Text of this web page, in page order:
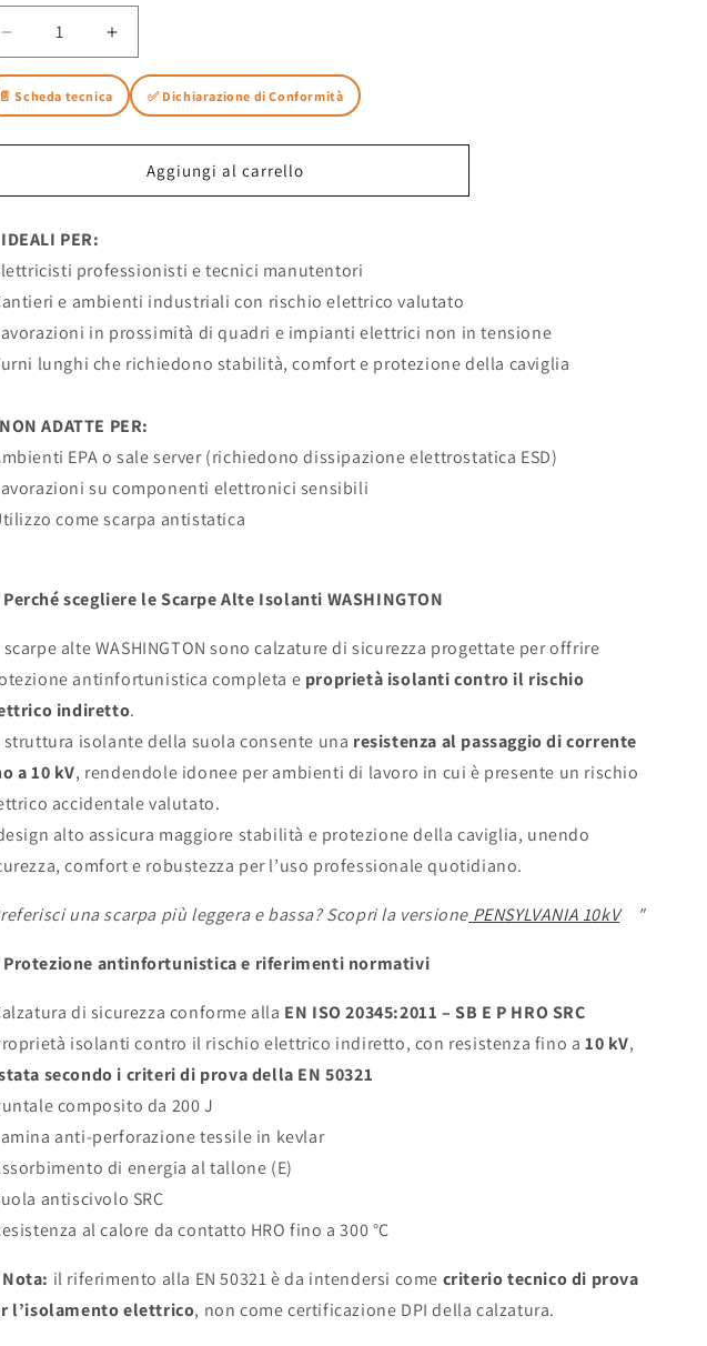
Diminuisci
quantità
per
Scarpe
Dielettriche
WASHINGTON
per
Elettricisti
Aumenta
quantità
per
Scarpe
Dielettriche
WASHINGTON
Elettricisti
📄 Scheda tecnica ✅ Dichiarazione di Conformità
Aggiungi al carrello
IDEALI PER:
professionisti e tecnici manutentori
e ambienti industriali con rischio elettrico valutato
in prossimità di quadri e impianti elettrici non in tensione
lunghi che richiedono stabilità, comfort e protezione della caviglia
NON ADATTE PER:
EPA o sale server (richiedono dissipazione elettrostatica ESD)
su componenti elettronici sensibili
come scarpa antistatica
Perché scegliere le Scarpe Alte Isolanti WASHINGTON
scarpe alte WASHINGTON sono calzature di sicurezza progettate per offrire
antinfortunistica completa e proprietà isolanti contro il rischio
indiretto.
struttura isolante della suola consente una resistenza al passaggio di corrente
a 10 kV, rendendole idonee per ambienti di lavoro in cui è presente un rischio
accidentale valutato.
alto assicura maggiore stabilità e protezione della caviglia, unendo
comfort e robustezza per l’uso professionale quotidiano.
una scarpa più leggera e bassa? Scopri la versione PENSYLVANIA 10kV "
Protezione antinfortunistica e riferimenti normativi
di sicurezza conforme alla EN ISO 20345:2011 – SB E P HRO SRC
isolanti contro il rischio elettrico indiretto, con resistenza fino a 10 kV,
secondo i criteri di prova della EN 50321
composito da 200 J
anti-perforazione tessile in kevlar
di energia al tallone (E)
antiscivolo SRC
al calore da contatto HRO fino a 300 °C
Nota: il riferimento alla EN 50321 è da intendersi come criterio tecnico di prova
l’isolamento elettrico, non come certificazione DPI della calzatura.